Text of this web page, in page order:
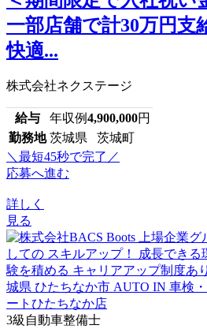
一部店舗で計30万円支
快適...
株式会社ネクステージ
給与 年収例4,900,000円
勤務地 茨城県 茨城町
＼最短45秒で完了／
応募へ進む
詳しく
見る
3級自動車整備士